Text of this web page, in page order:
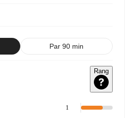
Par 90 min
Rang
1